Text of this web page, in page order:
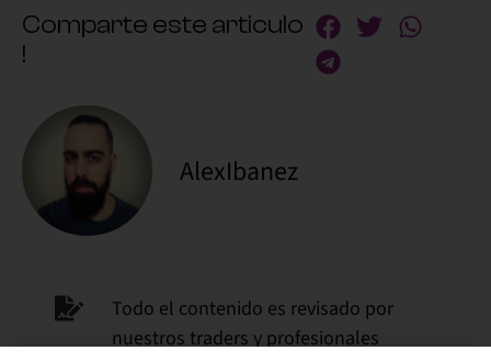
Comparte este articulo
!
AlexIbanez
Todo el contenido es revisado por
nuestros traders y profesionales